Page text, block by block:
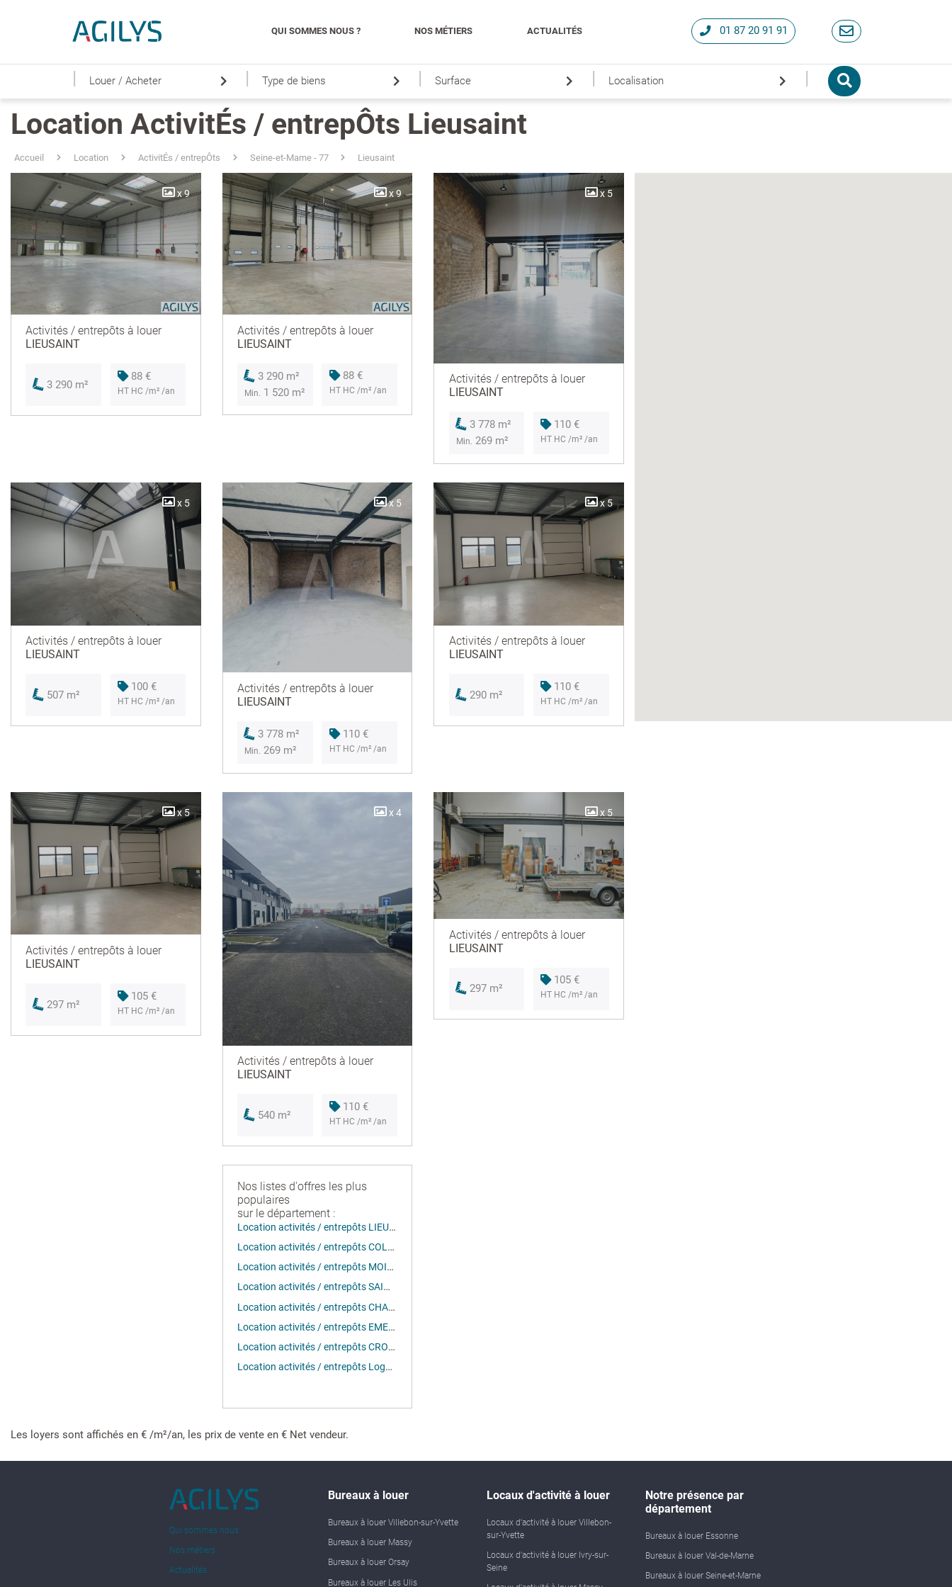
QUI SOMMES NOUS ? NOS MÉTIERS ACTUALITÉS 01 87 20 91 91
| Louer / Acheter | Type de biens | Surface | Localisation |
Location ActivitÉs / entrepÔts Lieusaint
Accueil Location ActivitÉs / entrepÔts Seine-et-Marne - 77 Lieusaint
x 9
Activités / entrepôts à louer
LIEUSAINT
3 290 m²
88 €
HT HC /m² /an
x 9
Activités / entrepôts à louer
LIEUSAINT
3 290 m²
Min. 1 520 m²
88 €
HT HC /m² /an
x 5
Activités / entrepôts à louer
LIEUSAINT
3 778 m²
Min. 269 m²
110 €
HT HC /m² /an
x 5
Activités / entrepôts à louer
LIEUSAINT
507 m²
100 €
HT HC /m² /an
x 5
Activités / entrepôts à louer
LIEUSAINT
3 778 m²
Min. 269 m²
110 €
HT HC /m² /an
x 5
Activités / entrepôts à louer
LIEUSAINT
290 m²
110 €
HT HC /m² /an
x 5
Activités / entrepôts à louer
LIEUSAINT
297 m²
105 €
HT HC /m² /an
x 4
Activités / entrepôts à louer
LIEUSAINT
540 m²
110 €
HT HC /m² /an
x 5
Activités / entrepôts à louer
LIEUSAINT
297 m²
105 €
HT HC /m² /an
Nos listes d'offres les plus
populaires
sur le département :
Location activités / entrepôts LIEUSAINT (77127)
Location activités / entrepôts COLLÉGIEN (77090)
Location activités / entrepôts MOISSY CRAMAYEL (77550)
Location activités / entrepôts SAINT-THIBAULT-DES-VIGNES (77400)
Location activités / entrepôts CHALIFERT (77144)
Location activités / entrepôts EMERAINVILLE (77184)
Location activités / entrepôts CROISSY-BEAUBOURG (77183)
Location activités / entrepôts Lognes (77185)
Les loyers sont affichés en € /m²/an, les prix de vente en € Net vendeur.
Qui sommes nous
Nos métiers
Actualités
Bureaux à louer
Bureaux à louer Villebon-sur-Yvette
Bureaux à louer Massy
Bureaux à louer Orsay
Bureaux à louer Les Ulis
Locaux d'activité à louer
Locaux d'activité à louer Villebon-
sur-Yvette
Locaux d'activité à louer Ivry-sur-
Seine
Notre présence par
département
Bureaux à louer Essonne
Bureaux à louer Val-de-Marne
Bureaux à louer Seine-et-Marne